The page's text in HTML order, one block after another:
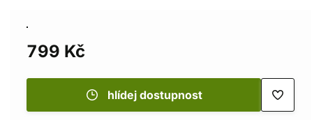
799 Kč
hlídej dostupnost